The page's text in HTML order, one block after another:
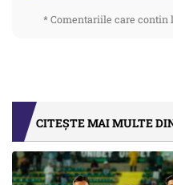
* Comentariile care contin
CITEȘTE MAI MULTE